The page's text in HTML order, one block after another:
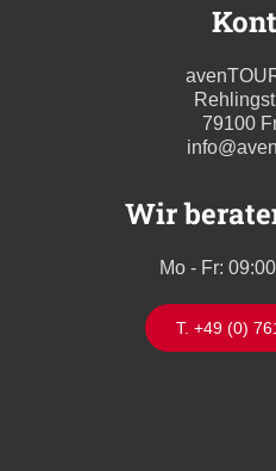
79100
Wir
Mo - Fr:
T. +49 (0)